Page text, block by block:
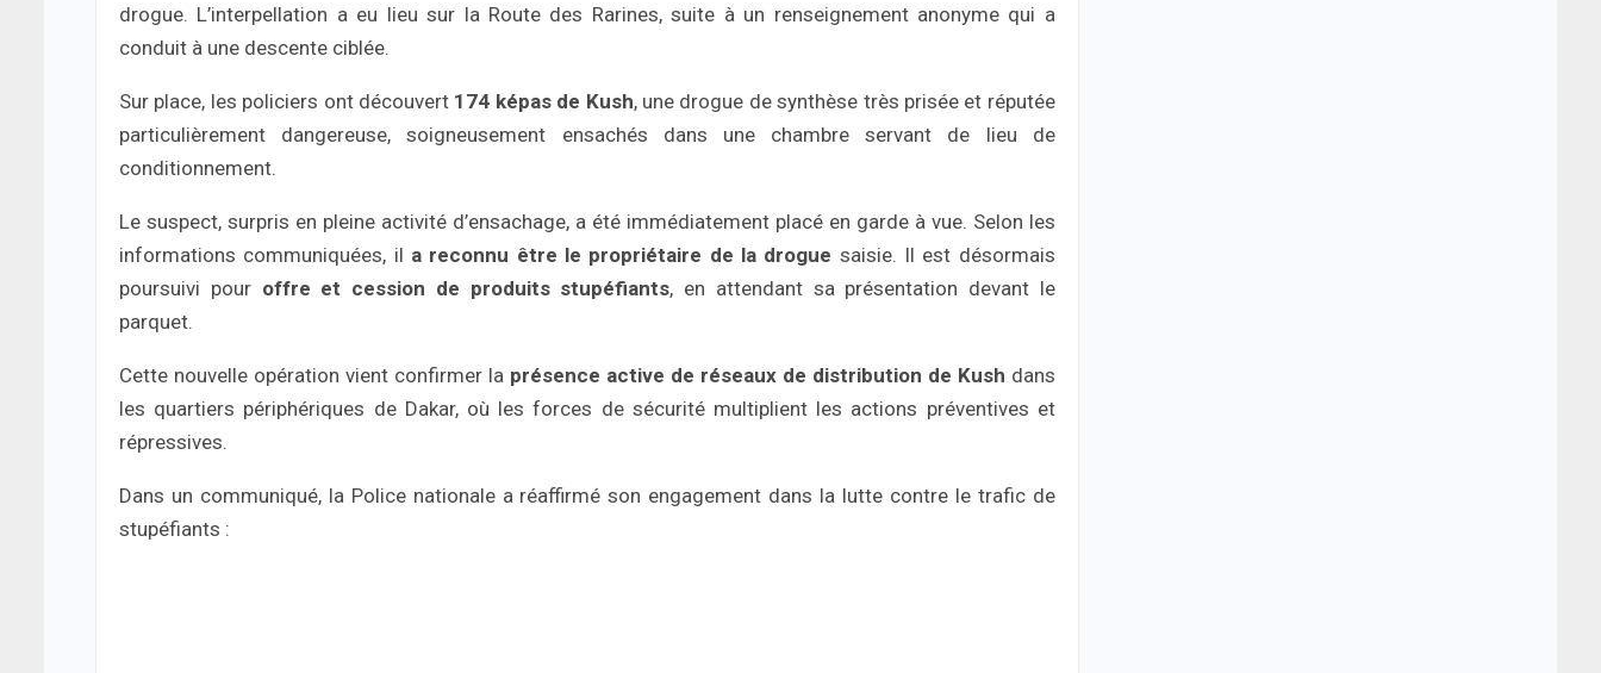
drogue. L’interpellation a eu lieu sur la Route des Rarines, suite à un renseignement anonyme qui a
conduit à une descente ciblée.
Sur place, les policiers ont découvert 174 képas de Kush, une drogue de synthèse très prisée et réputée
particulièrement dangereuse, soigneusement ensachés dans une chambre servant de lieu de
conditionnement.
Le suspect, surpris en pleine activité d’ensachage, a été immédiatement placé en garde à vue. Selon les
informations communiquées, il a reconnu être le propriétaire de la drogue saisie. Il est désormais
poursuivi pour offre et cession de produits stupéfiants, en attendant sa présentation devant le
parquet.
Cette nouvelle opération vient confirmer la présence active de réseaux de distribution de Kush dans
les quartiers périphériques de Dakar, où les forces de sécurité multiplient les actions préventives et
répressives.
Dans un communiqué, la Police nationale a réaffirmé son engagement dans la lutte contre le trafic de
stupéfiants :